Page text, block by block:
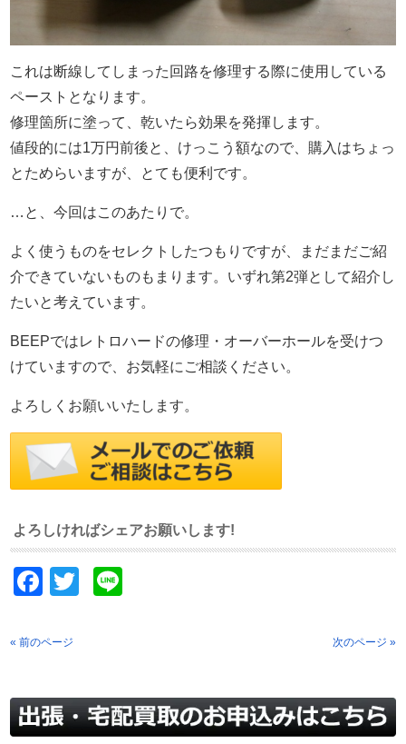
これは断線してしまった回路を修理する際に使用している
ペーストとなります。
修理箇所に塗って、乾いたら効果を発揮します。
値段的には1万円前後と、けっこう額なので、購入はちょっ
とためらいますが、とても便利です。
…と、今回はこのあたりで。
よく使うものをセレクトしたつもりですが、まだまだご紹
介できていないものもまります。いずれ第2弾として紹介し
たいと考えています。
BEEPではレトロハードの修理・オーバーホールを受けつ
けていますので、お気軽にご相談ください。
よろしくお願いいたします。
よろしければシェアお願いします!
Facebook
Twitter
« 前のページ 次のページ »